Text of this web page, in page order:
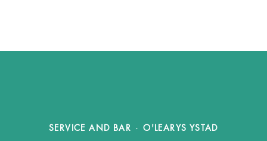
SERVICE AND BAR · O'LEARYS YSTAD